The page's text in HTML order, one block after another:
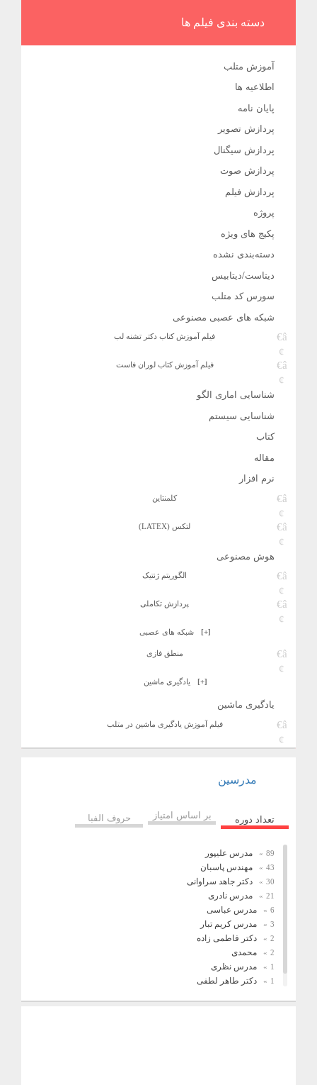
دسته بندی فیلم ها
آموزش متلب
اطلاعیه ها
پایان نامه
پردازش تصویر
پردازش سیگنال
پردازش صوت
پردازش فیلم
پروژه
پکیج های ویژه
دسته‌بندی نشده
دیتاست/دیتابیس
سورس کد متلب
شبکه های عصبی مصنوعی
فیلم آموزش کتاب دکتر تشنه لب
فیلم آموزش کتاب لوران فاست
شناسایی اماری الگو
شناسایی سیستم
کتاب
مقاله
نرم افزار
کلمنتاین
لتکس (LATEX)
هوش مصنوعی
الگوریتم ژنتیک
پردازش تکاملی
شبکه های عصبی
منطق فازی
یادگیری ماشین
یادگیری ماشین
فیلم آموزش یادگیری ماشین در متلب
مدرسین
تعداد دوره بر اساس امتیاز حروف الفبا
مدرس علیپور
مهندس پاسبان
دکتر جاهد سراوانی
مدرس نادری
مدرس عباسی
مدرس کریم تبار
دکتر فاطمی زاده
محمدی
مدرس نظری
دکتر طاهر لطفی